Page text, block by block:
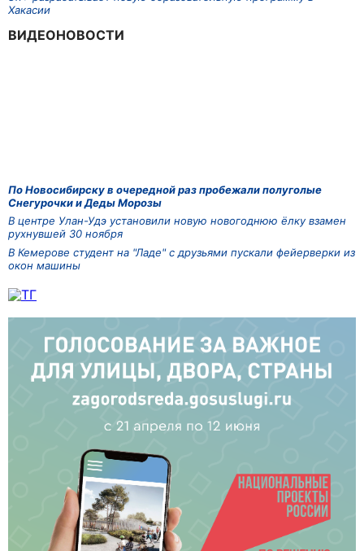
Хакасии
ВИДЕОНОВОСТИ
По Новосибирску в очередной раз пробежали полуголые
Снегурочки и Деды Морозы
В центре Улан-Удэ установили новую новогоднюю ёлку взамен
рухнувшей 30 ноября
В Кемерове студент на "Ладе" с друзьями пускали фейерверки из
окон машины